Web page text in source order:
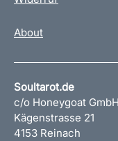
About
Soultarot.de
c/o Honeygoat GmbH
Kägenstrasse 21
4153 Reinach